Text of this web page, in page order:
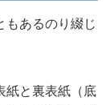
もあるのり綴じ
紙と裏表紙（底